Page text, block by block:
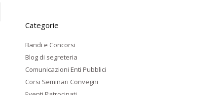
Categorie
Bandi e Concorsi
Blog di segreteria
Comunicazioni Enti Pubblici
Corsi Seminari Convegni